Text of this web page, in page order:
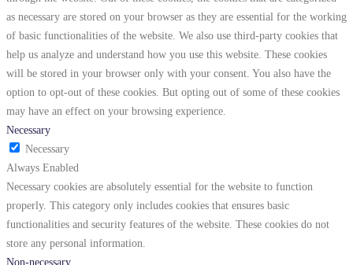
as necessary are stored on your browser as they are essential for the working
of basic functionalities of the website. We also use third-party cookies that
help us analyze and understand how you use this website. These cookies
will be stored in your browser only with your consent. You also have the
option to opt-out of these cookies. But opting out of some of these cookies
may have an effect on your browsing experience.
Necessary
Necessary
Always Enabled
Necessary cookies are absolutely essential for the website to function
properly. This category only includes cookies that ensures basic
functionalities and security features of the website. These cookies do not
store any personal information.
Non-necessary